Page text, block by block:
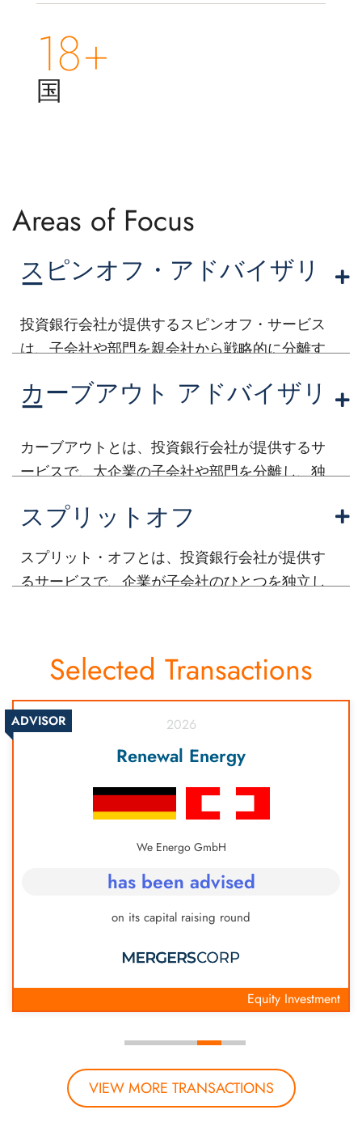
18+
国
Areas of Focus
スピンオフ・アドバイザリ
ー
投資銀行会社が提供するスピンオフ・サービス
は、子会社や部門を親会社から戦略的に分離す
を通して包括的なサポートを提供します。
カーブアウト アドバイザリ
ー
カーブアウトとは、投資銀行会社が提供するサ
ービスで、大企業の子会社や部門を分離し、独
のである。
スプリットオフ
スプリット・オフとは、投資銀行会社が提供す
るサービスで、企業が子会社のひとつを独立し
Selected Transactions
ADVISOR 2026
Renewal Energy
We Energo GmbH
has been advised
on its capital raising round
Equity Investment
VIEW MORE TRANSACTIONS